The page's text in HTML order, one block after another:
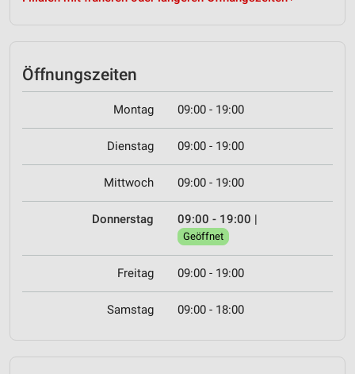
Öffnungszeiten
Montag 09:00 - 19:00
Dienstag 09:00 - 19:00
Mittwoch 09:00 - 19:00
Donnerstag 09:00 - 19:00 |
Geöffnet
Freitag 09:00 - 19:00
Samstag 09:00 - 18:00